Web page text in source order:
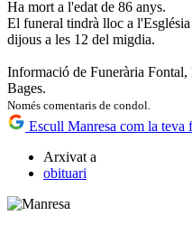
Ha mort a l'edat de 86 anys.
El funeral tindrà lloc a
dijous a les 12 del migdia.
Informació de Funerària
Bages.
Només comentaris de condol.
Escull Manresa com la teva
Arxivat a
obituari